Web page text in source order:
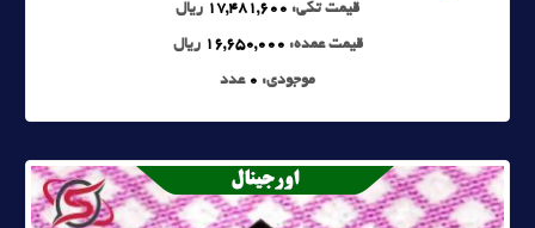
قیمت تکی: 17,481,600 ریال
قیمت عمده: 16,650,000 ریال
موجودی: 0 عدد